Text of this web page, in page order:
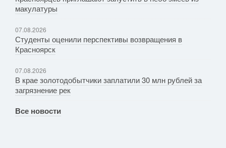
макулатуры
07.08.2026
Студенты оценили перспективы возвращения в
Красноярск
07.08.2026
В крае золотодобытчики заплатили 30 млн рублей за
загрязнение рек
Все новости